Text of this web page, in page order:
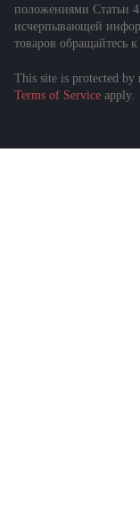
положениями Статьи
исчерпывающей
товаров обращайтесь
This site is protected by
Terms of Service apply.
Подобрать спецтехнику
за 1 минуту